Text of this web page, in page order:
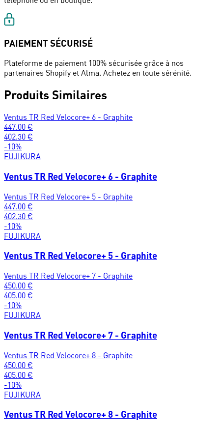
PAIEMENT SÉCURISÉ
Plateforme de paiement 100% sécurisée grâce à nos
partenaires Shopify et Alma. Achetez en toute sérénité.
Produits Similaires
Ventus TR Red Velocore+ 6 - Graphite
447.00 €
402.30 €
-10%
FUJIKURA
Ventus TR Red Velocore+ 6 - Graphite
Ventus TR Red Velocore+ 5 - Graphite
447.00 €
402.30 €
-10%
FUJIKURA
Ventus TR Red Velocore+ 5 - Graphite
Ventus TR Red Velocore+ 7 - Graphite
450.00 €
405.00 €
-10%
FUJIKURA
Ventus TR Red Velocore+ 7 - Graphite
Ventus TR Red Velocore+ 8 - Graphite
450.00 €
405.00 €
-10%
FUJIKURA
Ventus TR Red Velocore+ 8 - Graphite